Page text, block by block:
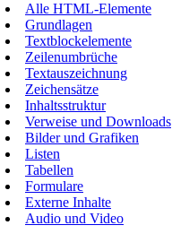
Alle HTML-Elemente
Grundlagen
Textblockelemente
Zeilenumbrüche
Textauszeichnung
Zeichensätze
Inhaltsstruktur
Verweise und Downloads
Bilder und Grafiken
Listen
Tabellen
Formulare
Externe Inhalte
Audio und Video